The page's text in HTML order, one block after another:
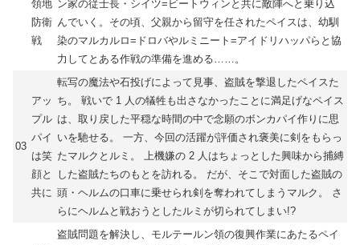
領地
防衛
戦
ン家の従士長・シイツ=ビートウィンと共に敵陣へと乗り込
んでいく。その頃、父親から留守を任されたペイスは、幼馴
染のマルカルロ=ドロバやルミニート=アイドリハッパらと協
力してとある作戦の準備を進める……。
03
アッ
プル
パイ
は笑
顔と
共に
転写の魔法や石投げによって見事、盗賊を撃退したペイスた
ち。 戦いで 1 人の犠牲も出さなかったことに満足げなペイス
は、取り戻した平穏な時間の中で念願のボンカパイ作りに思
いを馳せる。 一方、今回の活躍が評価され褒美に剣をもらっ
たマルクとルミ。 上機嫌の 2 人はちょっとした興味から捕縛
した盗賊たちのもとを訪れる。 だが、そこで対面した盗賊の
頭・ヘルムの口車に乗せられ剣を奪われてしまうマルク。 さ
らにヘルムと戦おうとしたルミが切られてしまい!?
盗賊問題を解決し、モルテールン領の復興作業にあたるペイ